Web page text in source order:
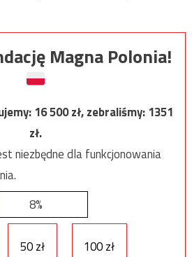
Magna Polonia!
16 500zł, zebraliśmy:1351
zł.
niezbędne dla funkcjonowania
8%
50 zł 100 zł